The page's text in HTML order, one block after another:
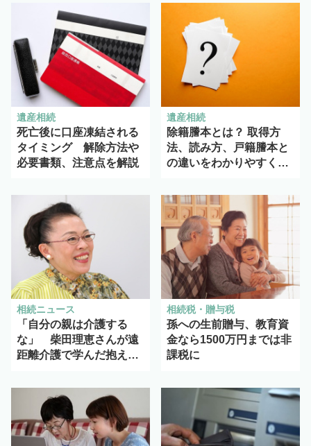
遺産相続
死亡後に口座凍結される
タイミング 解除方法や
必要書類、注意点を解説
遺産相続
除籍謄本とは？ 取得方
法、読み方、戸籍謄本と
の違いをわかりやすく解
相続ニュース
「自分の親は介護する
な」 柴田理恵さんが遠
距離介護で学んだ抱え込
相続税・贈与税
孫への生前贈与、教育資
金なら1500万円までは非
課税に